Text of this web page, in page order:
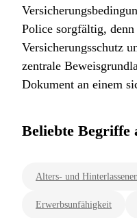
Police sorgfältig,
Versicherungsschutz
zentrale
Dokument an einem
Beliebte Begriffe
Alters- und
Erwerbsunfähigkeit